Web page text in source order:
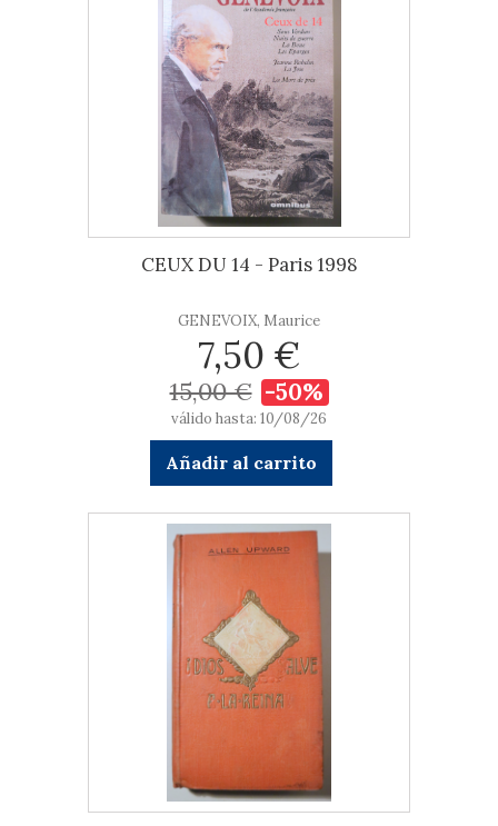
CEUX DU 14 - Paris 1998
GENEVOIX, Maurice
7,50 €
15,00 € -50%
válido hasta: 10/08/26
Añadir al carrito